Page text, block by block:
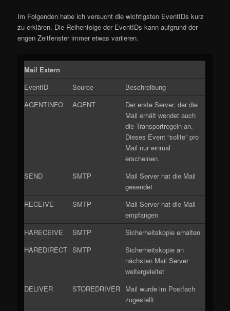
Im Folgenden habe ich versucht die wichtigsten EventIDs kurz
zu erklären. Die Reihenfolge der EventIDs kann aufgrund der
engen Zeitfenster immer etwas variieren.
Mail Extern
EventID
Source
Beschreibung
AGENTINFO
AGENT
Der erste Server, der die
Mail erhält wendet auch
die Transportregeln an.
Dieses Event “sollte” pro
Mail nur einmal
erscheinen.
SEND
SMTP
Mail Server hat die Mail
gesendet
RECEIVE
SMTP
Mail Server hat die Mail
empfangen
HARECEIVE
SMTP
Sicherheitskopie erhalten
HAREDIRECT SMTP
Sicherheitskopie an
nächsten Mail Server
weitergeleitet
DELIVER
STOREDRIVER Mail wurde im Postfach
zugestellt